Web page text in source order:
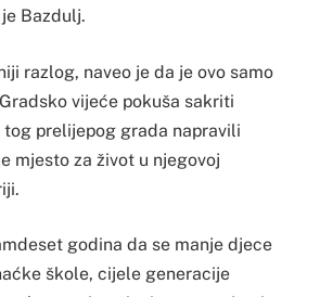
Bazdulj.
razlog, naveo je da je ovo samo
vijeće pokuša sakriti
prelijepog grada napravili
mjesto za život u njegovoj
godina da se manje djece
škole, cijele generacije